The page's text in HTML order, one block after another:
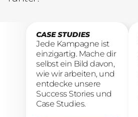
CASE STUDIES
Jede Kampagne ist
einzigartig. Mache dir
selbst ein Bild davon,
wie wir arbeiten, und
entdecke unsere
Success Stories und
Case Studies.